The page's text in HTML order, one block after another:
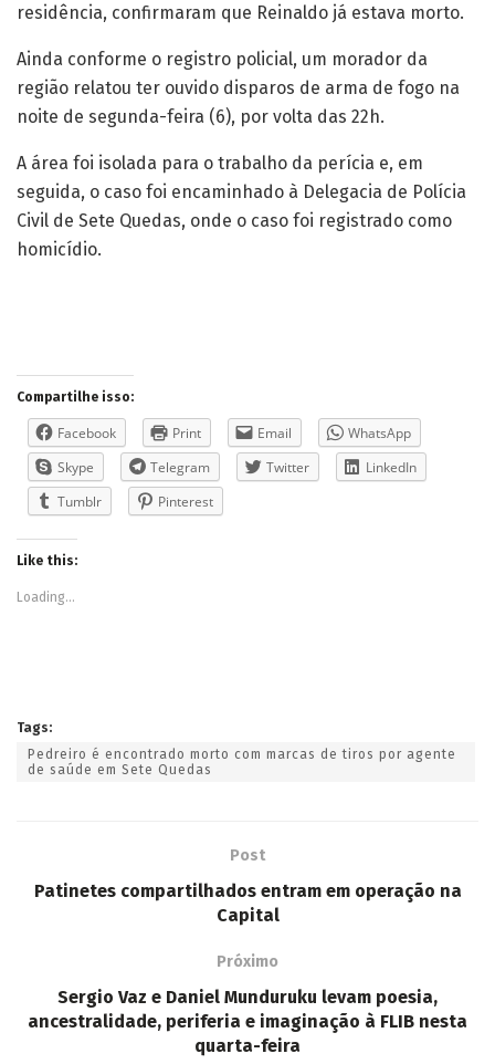
residência, confirmaram que Reinaldo já estava morto.
Ainda conforme o registro policial, um morador da
região relatou ter ouvido disparos de arma de fogo na
noite de segunda-feira (6), por volta das 22h.
A área foi isolada para o trabalho da perícia e, em
seguida, o caso foi encaminhado à Delegacia de Polícia
Civil de Sete Quedas, onde o caso foi registrado como
homicídio.
Compartilhe isso:
Facebook Print Email
WhatsApp
Skype
Telegram Twitter
LinkedIn
Tumblr
Pinterest
Like this:
Loading...
Tags:
Pedreiro é encontrado morto com marcas de tiros por agente
de saúde em Sete Quedas
Post
Patinetes compartilhados entram em operação na
Capital
Próximo
Sergio Vaz e Daniel Munduruku levam poesia,
ancestralidade, periferia e imaginação à FLIB nesta
quarta-feira